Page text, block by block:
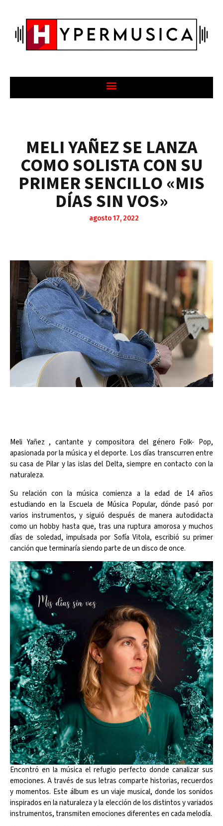
MELI YAÑEZ SE LANZA
COMO SOLISTA CON SU
PRIMER SENCILLO «MIS
DÍAS SIN VOS»
agosto 17, 2022
Meli Yañez , cantante y compositora del género Folk- Pop,
apasionada por la música y el deporte. Los días transcurren entre
su casa de Pilar y las islas del Delta, siempre en contacto con la
naturaleza.
Su relación con la música comienza a la edad de 14 años
estudiando en la Escuela de Música Popular, dónde pasó por
varios instrumentos, y siguió después de manera autodidacta
como un hobby hasta que, tras una ruptura amorosa y muchos
días de soledad, impulsada por Sofía Vitola, escribió su primer
canción que terminaría siendo parte de un disco de once.
Encontró en la música el refugio perfecto donde canalizar sus
emociones. A través de sus letras comparte historias, recuerdos
y momentos. Este álbum es un viaje musical, donde los sonidos
inspirados en la naturaleza y la elección de los distintos y variados
instrumentos, transmiten emociones diferentes en cada melodía.